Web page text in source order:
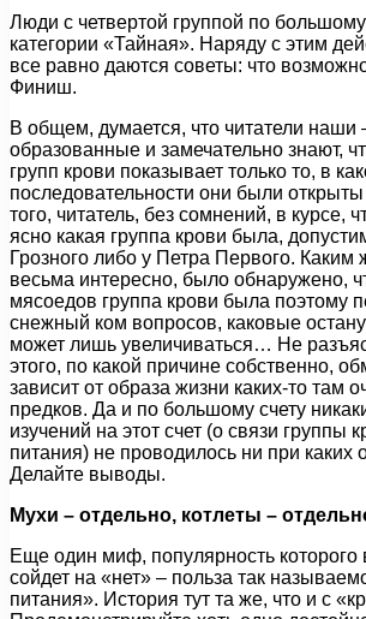
Люди с четвертой группой по
категории «Тайная». Наряду с этим
все равно даются советы: что возможно
Финиш.
В общем, думается, что читатели наши
образованные и замечательно знают,
групп крови показывает только то, в
последовательности они были
того, читатель, без сомнений, в курсе,
ясно какая группа крови была,
Грозного либо у Петра Первого. Каким
весьма интересно, было обнаружено,
мясоедов группа крови была поэтому
снежный ком вопросов, каковые
может лишь увеличиваться… Не
этого, по какой причине собственно,
зависит от образа жизни каких-то там
предков. Да и по большому счету
изучений на этот счет (о связи группы
питания) не проводилось ни при каких
Делайте выводы.
Мухи – отдельно, котлеты –
Еще один миф, популярность которого
сойдет на «нет» – польза так
питания». История тут та же, что и с